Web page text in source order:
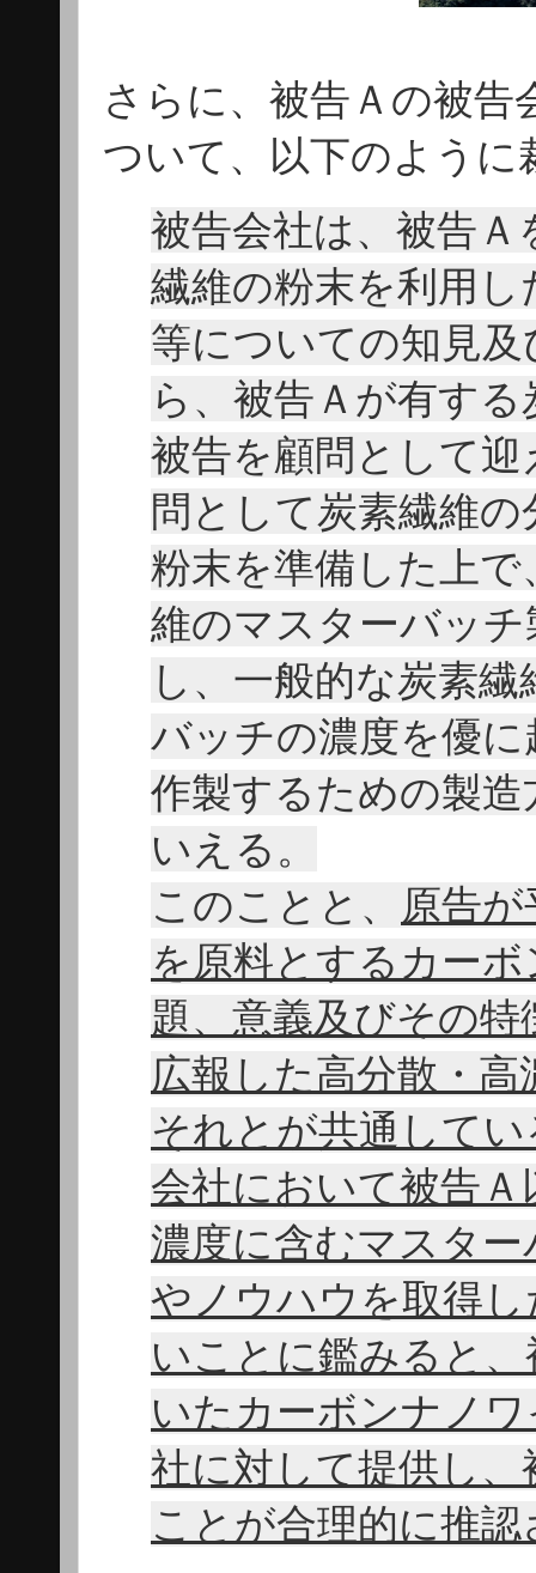
さらに、被告Ａの被告
ついて、以下のように
被告会社は、被告
繊維の粉末を利用
等についての知見
ら、被告Ａが有す
被告を顧問として
問として炭素繊維
粉末を準備した上
維のマスターバッ
し、一般的な炭素
バッチの濃度を優
作製するための製
いえる。
このことと、
原告
を原料とするカー
題、意義及びその
広報した高分散・
それとが共通して
会社において被告
濃度に含むマスタ
やノウハウを取得
いことに鑑みると
いたカーボンナノ
社に対して提供し
ことが合理的に推